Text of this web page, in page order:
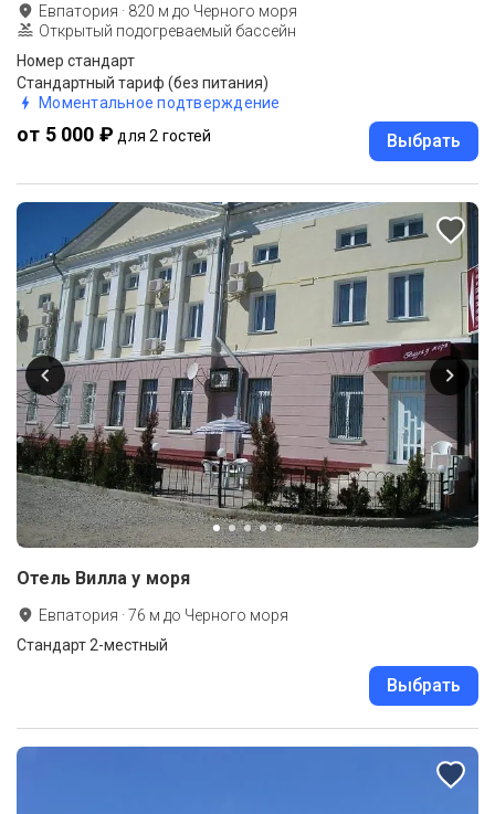
Евпатория · 820 м до Черного моря
Открытый подогреваемый бассейн
Номер стандарт
Стандартный тариф (без питания)
Моментальное подтверждение
от 5 000 ₽ для 2 гостей Выбрать
Отель Вилла у моря
Евпатория ·76 м до Черного моря
Стандарт 2-местный
Выбрать